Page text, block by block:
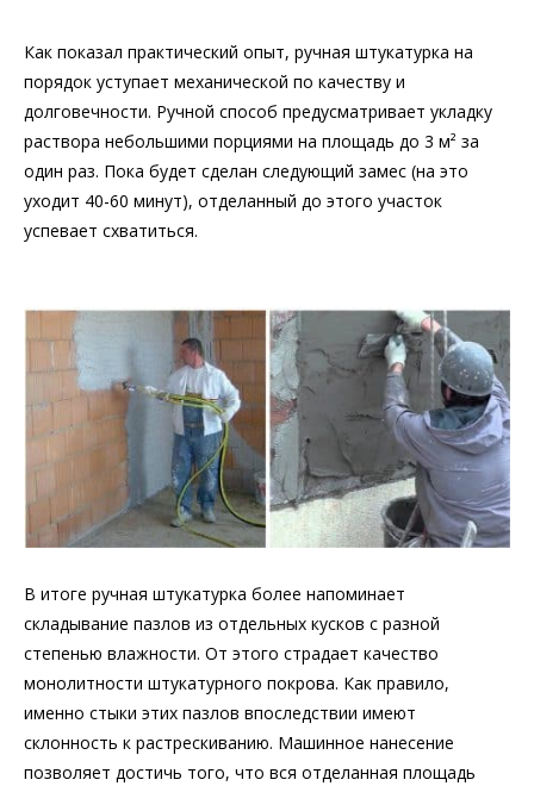
Как показал практический опыт, ручная штукатурка на
порядок уступает механической по качеству и
долговечности. Ручной способ предусматривает укладку
раствора небольшими порциями на площадь до 3 м² за
один раз. Пока будет сделан следующий замес (на это
уходит 40-60 минут), отделанный до этого участок
успевает схватиться.
В итоге ручная штукатурка более напоминает
складывание пазлов из отдельных кусков с разной
степенью влажности. От этого страдает качество
монолитности штукатурного покрова. Как правило,
именно стыки этих пазлов впоследствии имеют
склонность к растрескиванию. Машинное нанесение
позволяет достичь того, что вся отделанная площадь